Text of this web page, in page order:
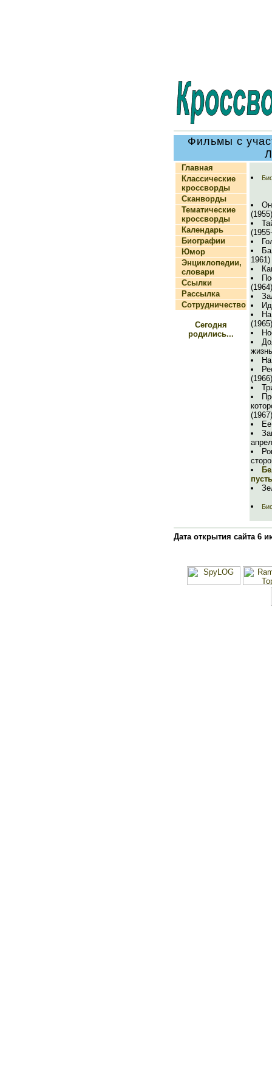
Фильмы с
Главная
Классические
кроссворды
Сканворды
Тематические
кроссворды
Календарь
Биографии
Юмор
Энциклопедии,
словари
Ссылки
Рассылка
Сотрудничество
Сегодня
родились...
(1955)
1961)
(1964)
(1965)
(1966)
(1967)
Дата открытия сайта 6